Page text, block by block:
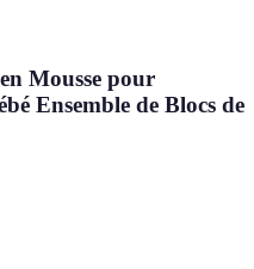
Mousse pour
Ensemble de Blocs de